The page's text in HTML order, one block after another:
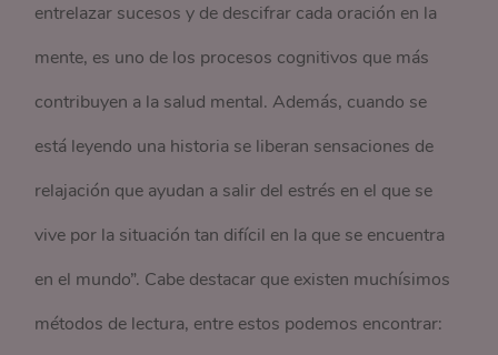
entrelazar sucesos y de descifrar cada oración en la
mente, es uno de los procesos cognitivos que más
contribuyen a la salud mental. Además, cuando se
está leyendo una historia se liberan sensaciones de
relajación que ayudan a salir del estrés en el que se
vive por la situación tan difícil en la que se encuentra
en el mundo”. Cabe destacar que existen muchísimos
métodos de lectura, entre estos podemos encontrar: